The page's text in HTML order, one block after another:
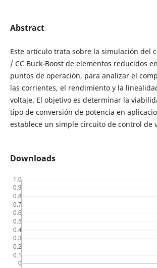
Abstract
Este artículo trata sobre la simulación del
/ CC Buck-Boost de elementos reducidos
puntos de operación, para analizar el
las corrientes, el rendimiento y la
voltaje. El objetivo es determinar la
tipo de conversión de potencia en
establece un simple circuito de control de
Downloads